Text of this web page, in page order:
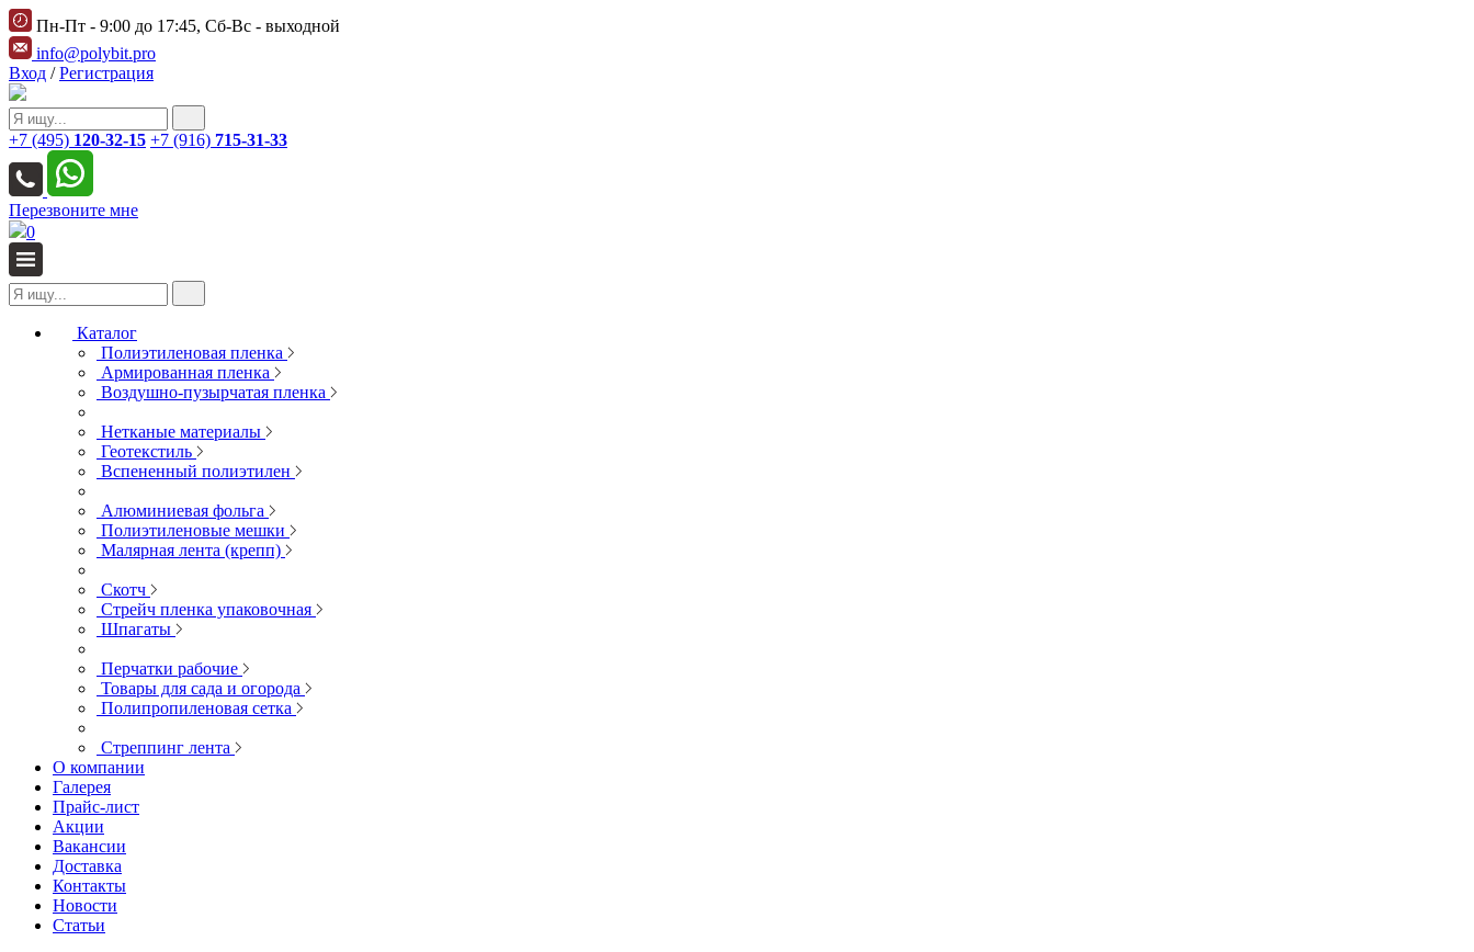
Пн-Пт - 9:00 до 17:45, Сб-Вс - выходной
info@polybit.pro
Вход /Регистрация
+7 (495) 120-32-15 +7 (916) 715-31-33
Перезвоните мне
0
Каталог
Полиэтиленовая пленка
Армированная пленка
Воздушно-пузырчатая пленка
Нетканые материалы
Геотекстиль
Вспененный полиэтилен
Алюминиевая фольга
Полиэтиленовые мешки
Малярная лента (крепп)
Скотч
Стрейч пленка упаковочная
Шпагаты
Перчатки рабочие
Товары для сада и огорода
Полипропиленовая сетка
Стреппинг лента
О компании
Галерея
Прайс-лист
Акции
Вакансии
Доставка
Контакты
Новости
Статьи